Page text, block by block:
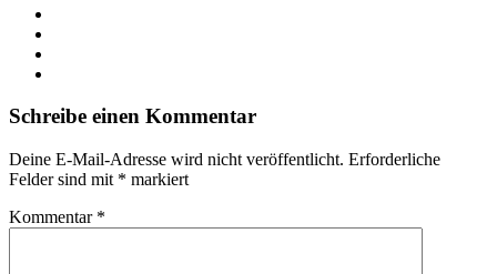
Schreibe einen Kommentar
Deine E-Mail-Adresse wird nicht veröffentlicht. Erforderliche
Felder sind mit * markiert
Kommentar *